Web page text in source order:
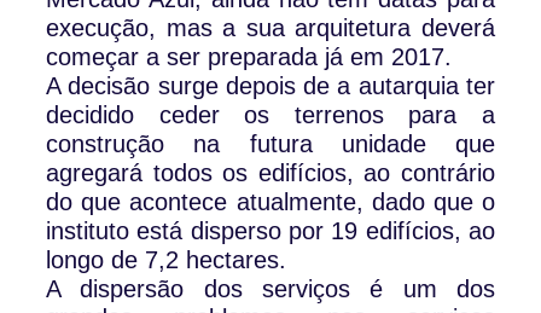
execução, mas a sua arquitetura deverá
começar a ser preparada já em 2017.
A decisão surge depois de a autarquia ter
decidido ceder os terrenos para a
construção na futura unidade que
agregará todos os edifícios, ao contrário
do que acontece atualmente, dado que o
instituto está disperso por 19 edifícios, ao
longo de 7,2 hectares.
A dispersão dos serviços é um dos